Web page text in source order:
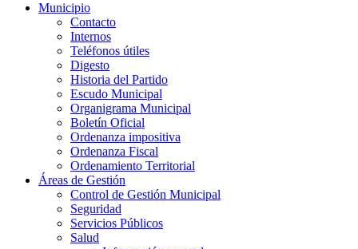
Municipio
Contacto
Internos
Teléfonos útiles
Digesto
Historia del Partido
Escudo Municipal
Organigrama Municipal
Boletín Oficial
Ordenanza impositiva
Ordenanza Fiscal
Ordenamiento Territorial
Áreas de Gestión
Control de Gestión Municipal
Seguridad
Servicios Públicos
Salud